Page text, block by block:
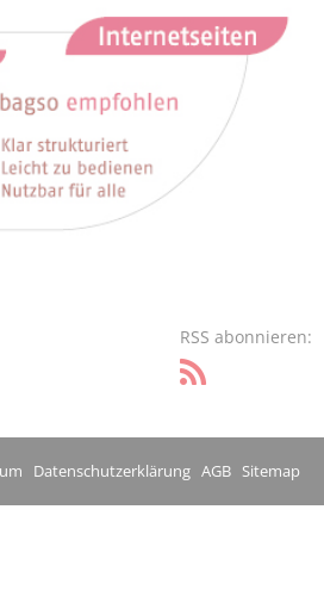
RSS abonnieren:
Datenschutzerklärung AGB Sitemap